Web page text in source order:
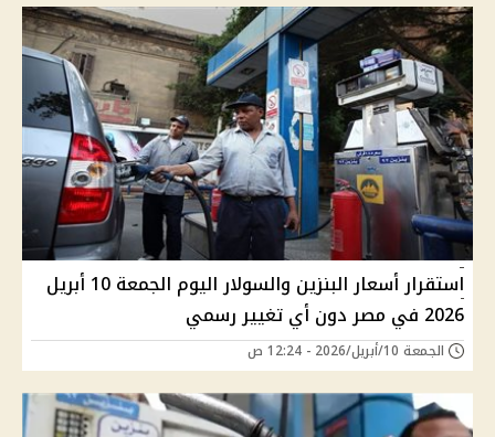
استقرار أسعار البنزين والسولار اليوم الجمعة 10 أبريل
2026 في مصر دون أي تغيير رسمي
الجمعة 10/أبريل/2026 - 12:24 ص